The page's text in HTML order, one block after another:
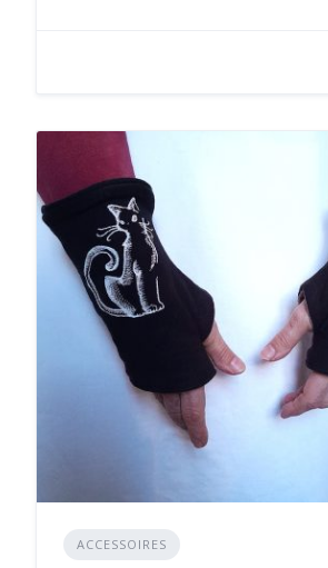
ACCESSOIRES